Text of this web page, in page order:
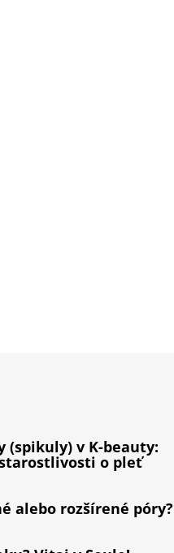
(spikuly) v K-beauty:
o pleť
alebo rozšírené póry?